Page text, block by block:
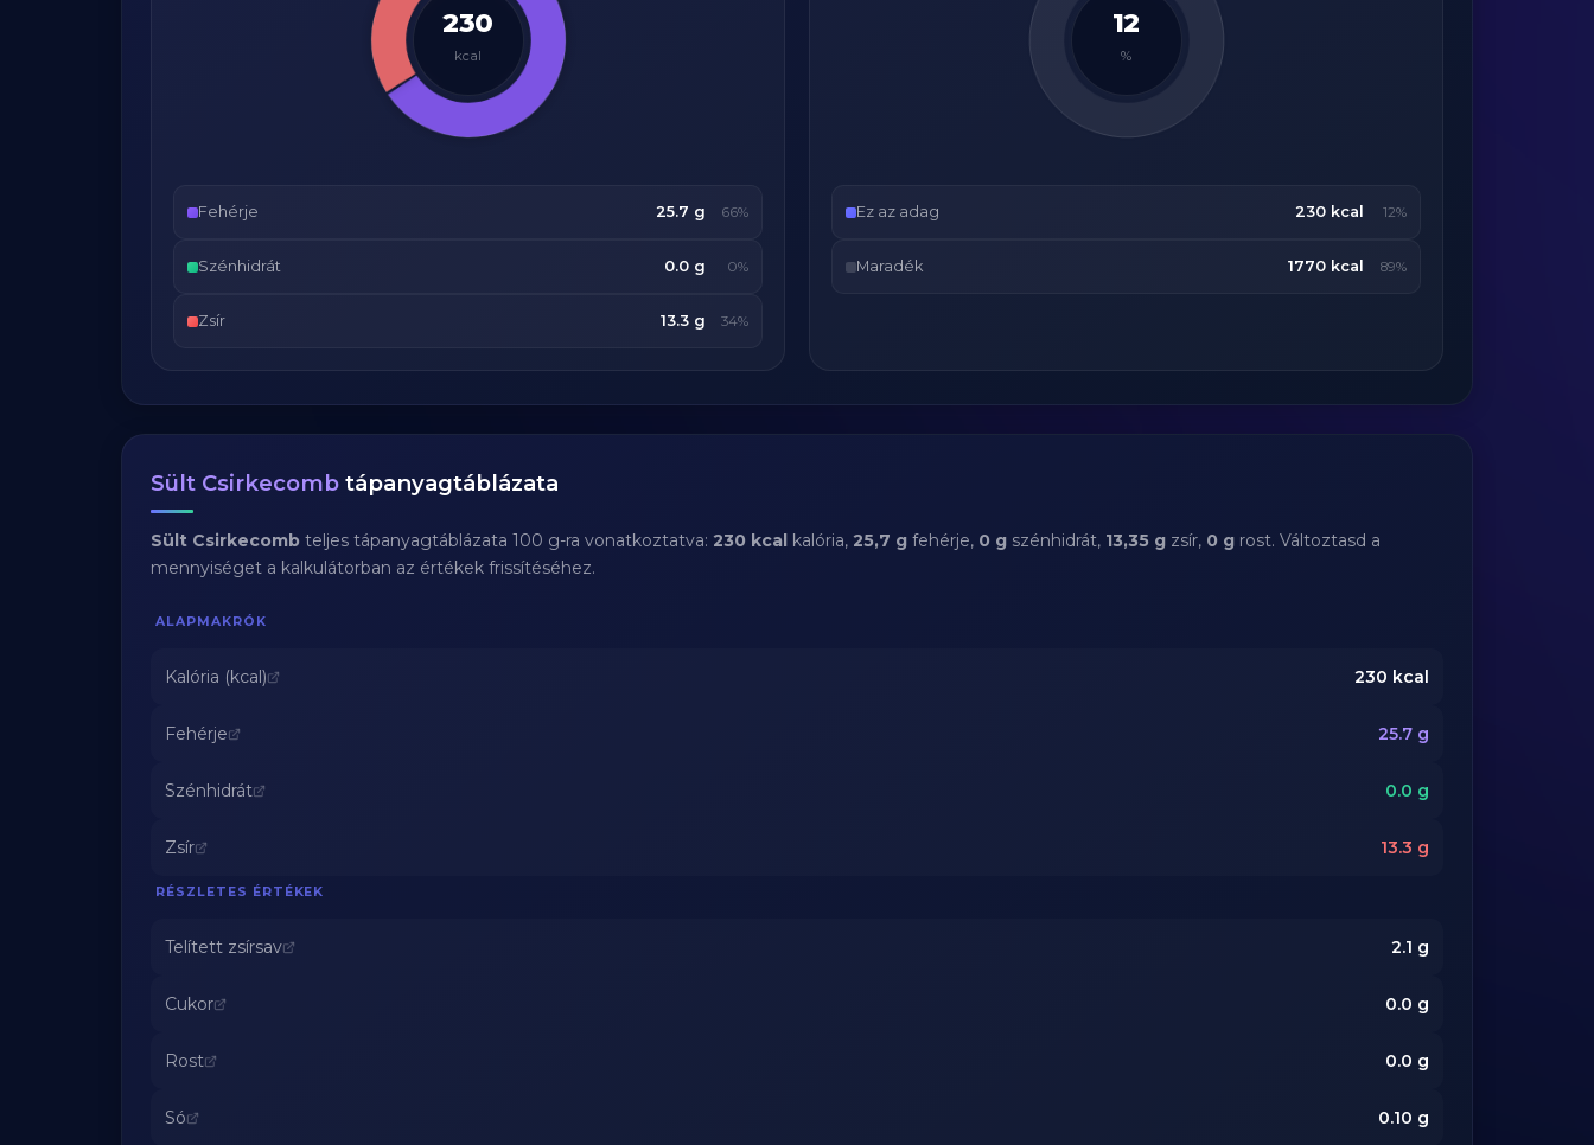
230
kcal
Fehérje 25.7 g 66%
Szénhidrát 0.0 g 0%
Zsír 13.3 g 34%
12
%
Ez az adag 230 kcal 12%
Maradék 1770 kcal 89%
Sült Csirkecomb tápanyagtáblázata
Sült Csirkecomb teljes tápanyagtáblázata 100 g-ra vonatkoztatva: 230 kcal kalória, 25,7 g fehérje, 0 g szénhidrát, 13,35 g zsír, 0 g rost. Változtasd a
mennyiséget a kalkulátorban az értékek frissítéséhez.
ALAPMAKRÓK
Kalória (kcal) 230 kcal
Fehérje 25.7 g
Szénhidrát 0.0 g
Zsír 13.3 g
RÉSZLETES ÉRTÉKEK
Telített zsírsav 2.1 g
Cukor 0.0 g
Rost 0.0 g
Só 0.10 g